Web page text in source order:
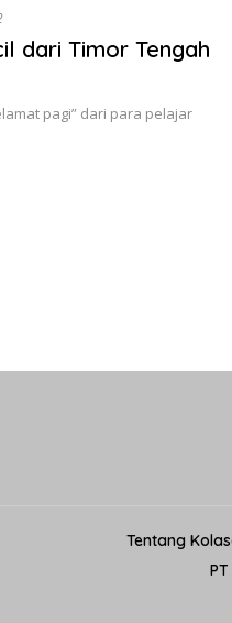
dari Timor Tengah
pagi” dari para pelajar
Tentang